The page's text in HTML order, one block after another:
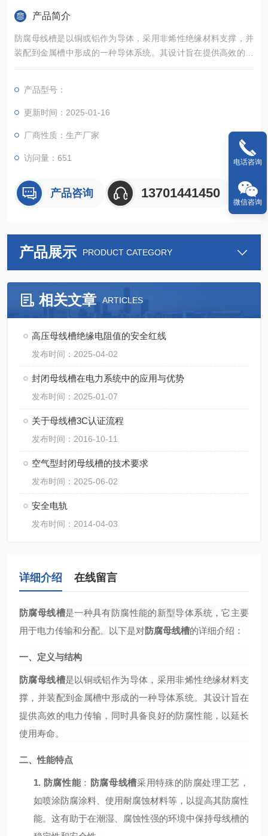
产品简介
防腐母线槽是以铜或铝作为导体，采用非烯性绝缘材料支撑，并
装配到金属槽中形成的一种导体系统。其设计旨在提供高效的电
力传输，同时具备良好的防腐性能，以延长使用寿命。
产品型号：
更新时间：2025-01-16
厂商性质：生产厂家
访问量：651
产品咨询 13701441450
产品展示 PRODUCT CATEGORY
相关文章 ARTICLES
高压母线槽绝缘电阻值的安全红线
发布时间：2025-04-02
封闭母线槽在电力系统中的应用与优势
发布时间：2025-01-07
关于母线槽3C认证流程
发布时间：2016-10-11
空气型封闭母线槽的技术要求
发布时间：2025-06-02
安全电轨
发布时间：2014-04-03
详细介绍 在线留言
防腐母线槽是一种具有防腐性能的新型导体系统，它主要
用于电力传输和分配。以下是对防腐母线槽的详细介绍：
一、定义与结构
防腐母线槽是以铜或铝作为导体，采用非烯性绝缘材料支
撑，并装配到金属槽中形成的一种导体系统。其设计旨在
提供高效的电力传输，同时具备良好的防腐性能，以延长
使用寿命。
二、性能特点
1. 防腐性能 ： 防腐母线槽采用特殊的防腐处理工艺，
如喷涂防腐涂料、使用耐腐蚀材料等，以提高其防腐性
能。这有助于在潮湿、腐蚀性强的环境中保持母线槽的
电话咨询
微信咨询